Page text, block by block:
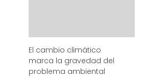
El cambio climático
marca la gravedad del
problema ambiental